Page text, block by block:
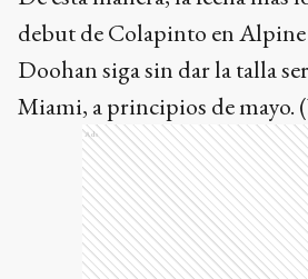
debut de Colapinto en Alpine
Doohan siga sin dar la talla
Miami, a principios de mayo.
Ads